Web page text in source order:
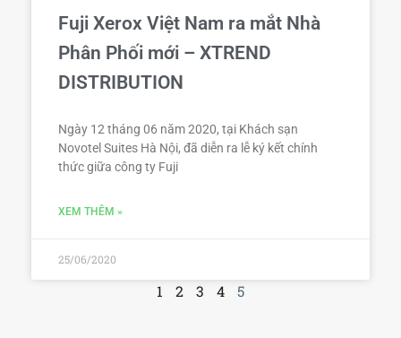
Fuji Xerox Việt Nam ra mắt Nhà
Phân Phối mới – XTREND
DISTRIBUTION
Ngày 12 tháng 06 năm 2020, tại Khách sạn
Novotel Suites Hà Nội, đã diễn ra lễ ký kết chính
thức giữa công ty Fuji
XEM THÊM »
25/06/2020
1 2 3 4 5